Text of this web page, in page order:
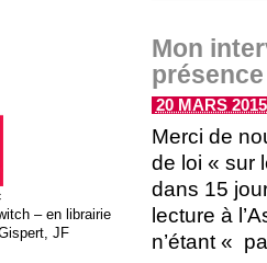
Mon
20 MARS
Merci de
de loi « sur
dans 15
lecture à
n’étant «
– en librairie
JF